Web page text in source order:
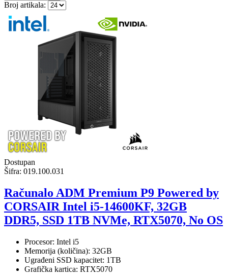
Broj artikala:
Dostupan
Šifra: 019.100.031
Računalo ADM Premium P9 Powered by
CORSAIR Intel i5-14600KF, 32GB
DDR5, SSD 1TB NVMe, RTX5070, No OS
Procesor: Intel i5
Memorija (količina): 32GB
Ugrađeni SSD kapacitet: 1TB
Grafička kartica: RTX5070